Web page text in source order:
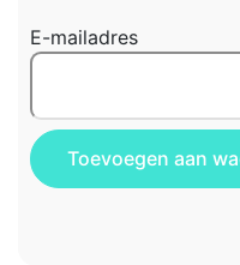
E-mailadres